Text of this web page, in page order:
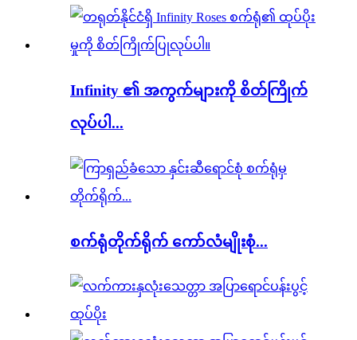
Infinity ၏ အကွက်များကို စိတ်ကြိုက်
လုပ်ပါ...
စက်ရုံတိုက်ရိုက် ကော်လံမျိုးစုံ...